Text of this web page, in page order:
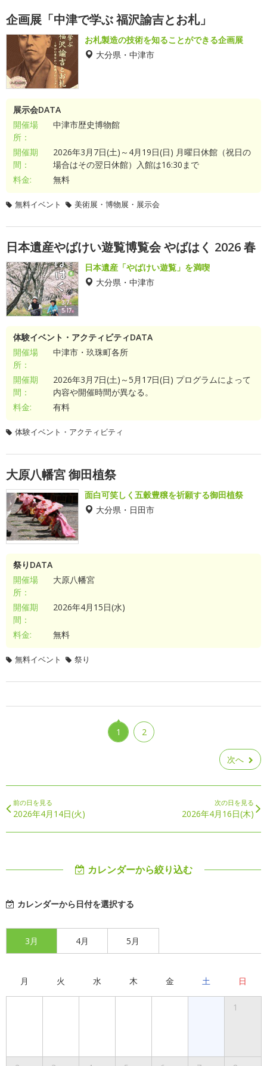
企画展「中津で学ぶ 福沢諭吉とお札」
お札製造の技術を知ることができる企画展
大分県・中津市
展示会DATA
開催場
所：
中津市歴史博物館
開催期
間：
2026年3月7日(土)～4月19日(日) 月曜日休館（祝日の
場合はその翌日休館）入館は16:30まで
料金:
無料
無料イベント 美術展・博物展・展示会
日本遺産やばけい遊覧博覧会 やばはく 2026 春
日本遺産「やばけい遊覧」を満喫
大分県・中津市
体験イベント・アクティビティDATA
開催場
所：
中津市・玖珠町各所
開催期
間：
2026年3月7日(土)～5月17日(日) プログラムによって
内容や開催時間が異なる。
料金:
有料
体験イベント・アクティビティ
大原八幡宮 御田植祭
面白可笑しく五穀豊穣を祈願する御田植祭
大分県・日田市
祭りDATA
開催場
所：
大原八幡宮
開催期
間：
2026年4月15日(水)
料金: 無料
無料イベント 祭り
1 2
次へ
前の日を見る
2026年4月14日(火)
次の日を見る
2026年4月16日(木)
カレンダーから絞り込む
カレンダーから日付を選択する
3月 4月 5月
月 火 水 木 金 土 日
1